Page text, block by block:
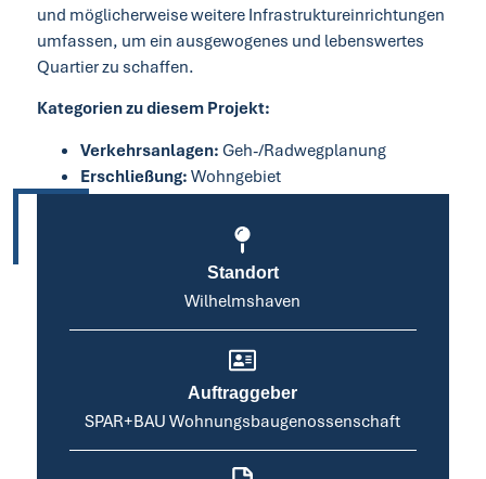
und möglicherweise weitere Infrastruktureinrichtungen
umfassen, um ein ausgewogenes und lebenswertes
Quartier zu schaffen.
Kategorien zu diesem Projekt:
Verkehrsanlagen: Geh-/Radwegplanung
Erschließung: Wohngebiet
Standort
Wilhelmshaven
Auftraggeber
SPAR+BAU Wohnungsbaugenossenschaft